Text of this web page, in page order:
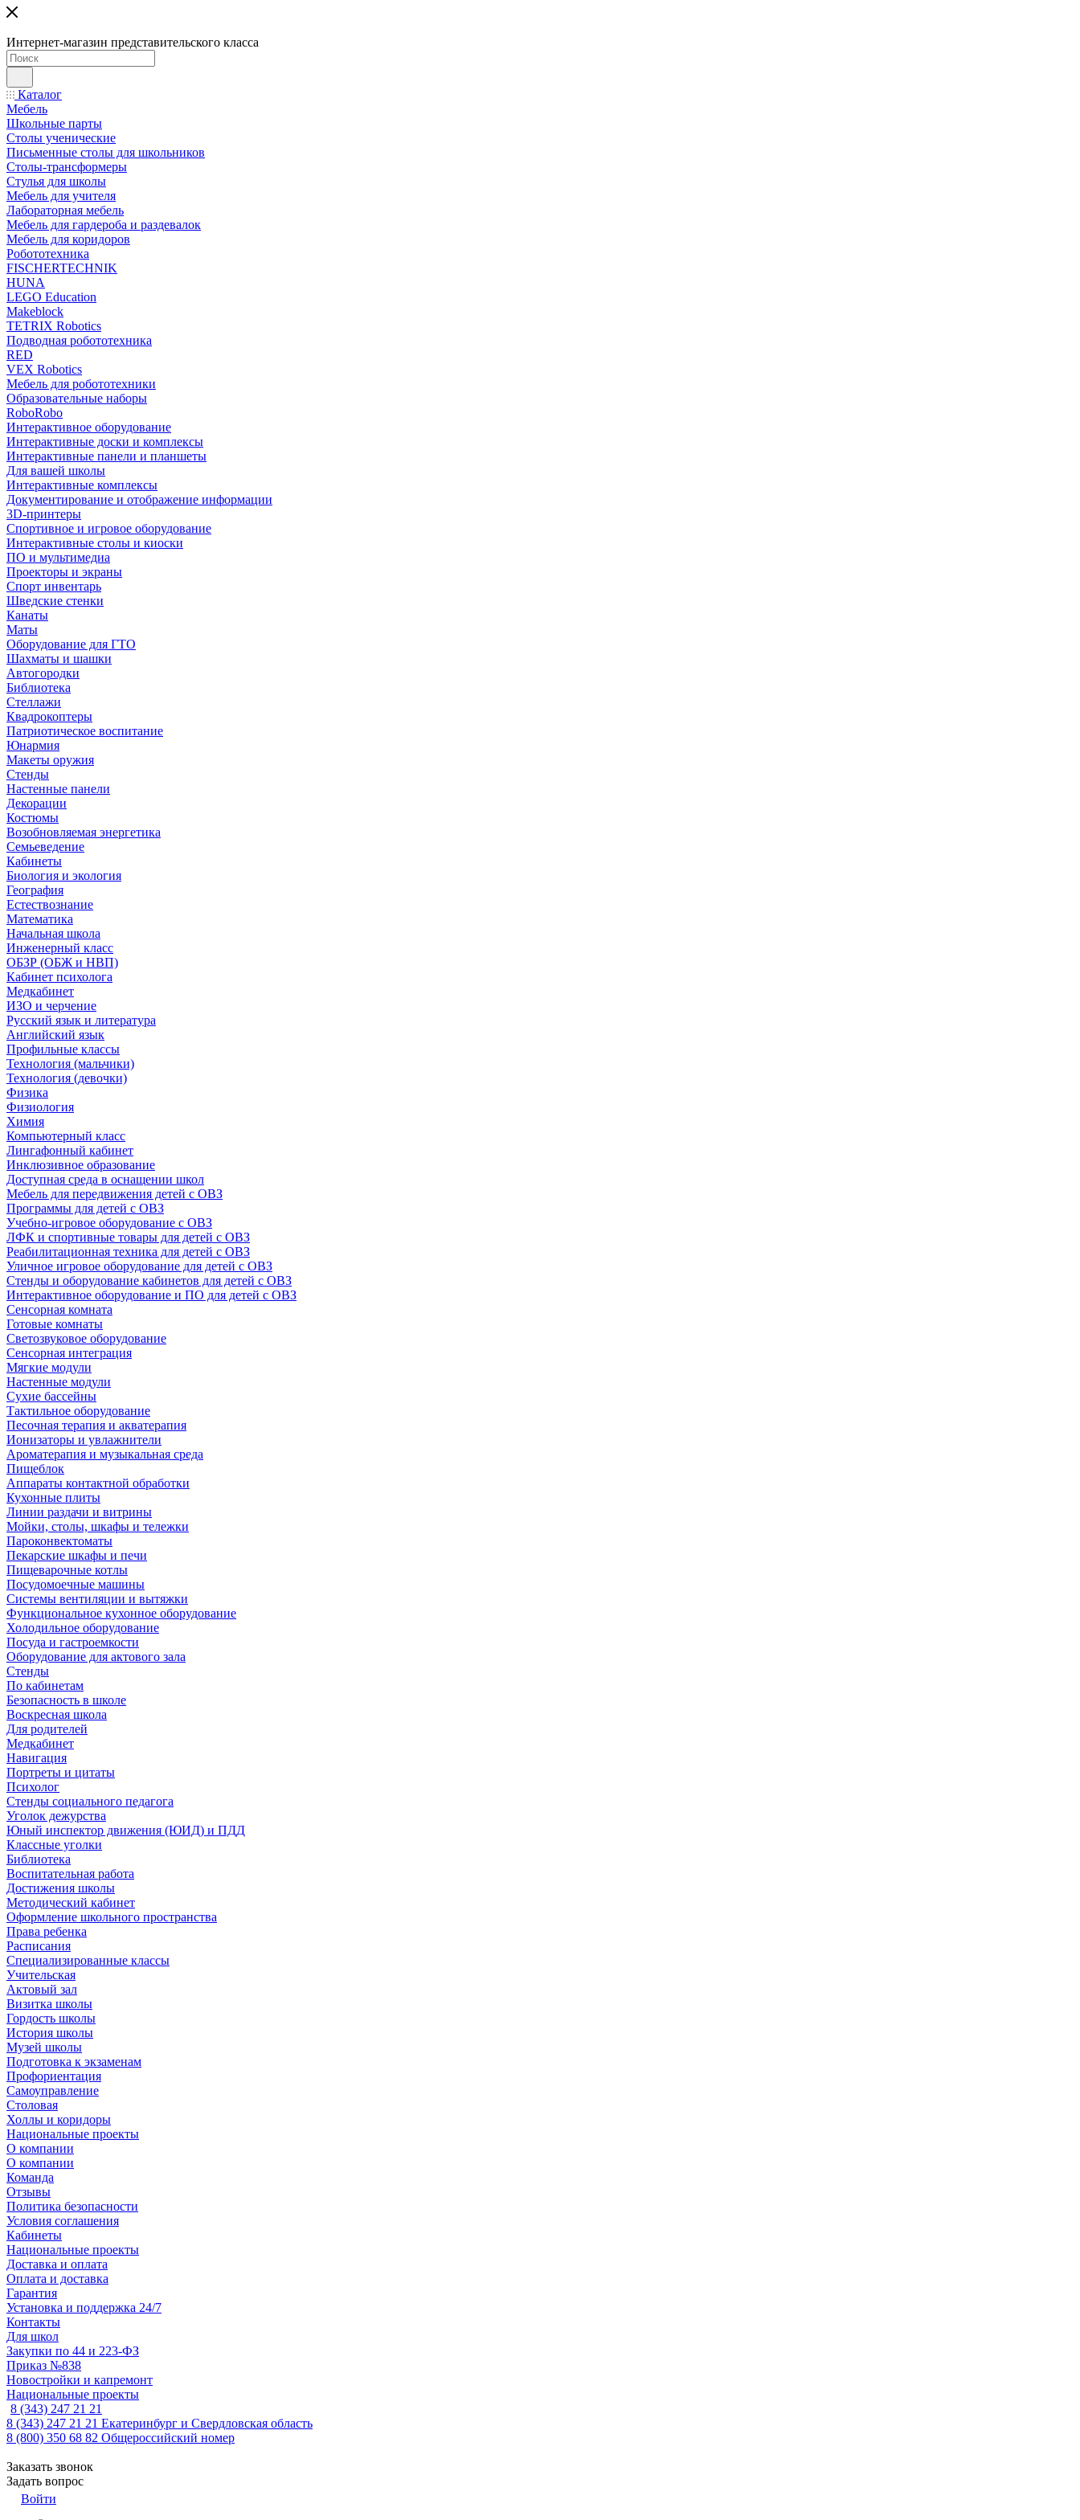
Интернет-магазин представительского класса
Каталог
Мебель
Школьные парты
Столы ученические
Письменные столы для школьников
Столы-трансформеры
Стулья для школы
Мебель для учителя
Лабораторная мебель
Мебель для гардероба и раздевалок
Мебель для коридоров
Робототехника
FISCHERTECHNIK
HUNA
LEGO Education
Makeblock
TETRIX Robotics
Подводная робототехника
RED
VEX Robotics
Мебель для робототехники
Образовательные наборы
RoboRobo
Интерактивное оборудование
Интерактивные доски и комплексы
Интерактивные панели и планшеты
Для вашей школы
Интерактивные комплексы
Документирование и отображение информации
3D-принтеры
Спортивное и игровое оборудование
Интерактивные столы и киоски
ПО и мультимедиа
Проекторы и экраны
Спорт инвентарь
Шведские стенки
Канаты
Маты
Оборудование для ГТО
Шахматы и шашки
Автогородки
Библиотека
Стеллажи
Квадрокоптеры
Патриотическое воспитание
Юнармия
Макеты оружия
Стенды
Настенные панели
Декорации
Костюмы
Возобновляемая энергетика
Семьеведение
Кабинеты
Биология и экология
География
Естествознание
Математика
Начальная школа
Инженерный класс
ОБЗР (ОБЖ и НВП)
Кабинет психолога
Медкабинет
ИЗО и черчение
Русский язык и литература
Английский язык
Профильные классы
Технология (мальчики)
Технология (девочки)
Физика
Физиология
Химия
Компьютерный класс
Лингафонный кабинет
Инклюзивное образование
Доступная среда в оснащении школ
Мебель для передвижения детей с ОВЗ
Программы для детей с ОВЗ
Учебно-игровое оборудование с ОВЗ
ЛФК и спортивные товары для детей с ОВЗ
Реабилитационная техника для детей с ОВЗ
Уличное игровое оборудование для детей с ОВЗ
Стенды и оборудование кабинетов для детей с ОВЗ
Интерактивное оборудование и ПО для детей с ОВЗ
Сенсорная комната
Готовые комнаты
Светозвуковое оборудование
Сенсорная интеграция
Мягкие модули
Настенные модули
Сухие бассейны
Тактильное оборудование
Песочная терапия и акватерапия
Ионизаторы и увлажнители
Ароматерапия и музыкальная среда
Пищеблок
Аппараты контактной обработки
Кухонные плиты
Линии раздачи и витрины
Мойки, столы, шкафы и тележки
Пароконвектоматы
Пекарские шкафы и печи
Пищеварочные котлы
Посудомоечные машины
Системы вентиляции и вытяжки
Функциональное кухонное оборудование
Холодильное оборудование
Посуда и гастроемкости
Оборудование для актового зала
Стенды
По кабинетам
Безопасность в школе
Воскресная школа
Для родителей
Медкабинет
Навигация
Портреты и цитаты
Психолог
Стенды социального педагога
Уголок дежурства
Юный инспектор движения (ЮИД) и ПДД
Классные уголки
Библиотека
Воспитательная работа
Достижения школы
Методический кабинет
Оформление школьного пространства
Права ребенка
Расписания
Специализированные классы
Учительская
Актовый зал
Визитка школы
Гордость школы
История школы
Музей школы
Подготовка к экзаменам
Профориентация
Самоуправление
Столовая
Холлы и коридоры
Национальные проекты
О компании
О компании
Команда
Отзывы
Политика безопасности
Условия соглашения
Кабинеты
Национальные проекты
Доставка и оплата
Оплата и доставка
Гарантия
Установка и поддержка 24/7
Контакты
Для школ
Закупки по 44 и 223-ФЗ
Приказ №838
Новостройки и капремонт
Национальные проекты
8 (343) 247 21 21
8 (343) 247 21 21 Екатеринбург и Свердловская область
8 (800) 350 68 82 Общероссийский номер
Заказать звонок
Задать вопрос
Войти